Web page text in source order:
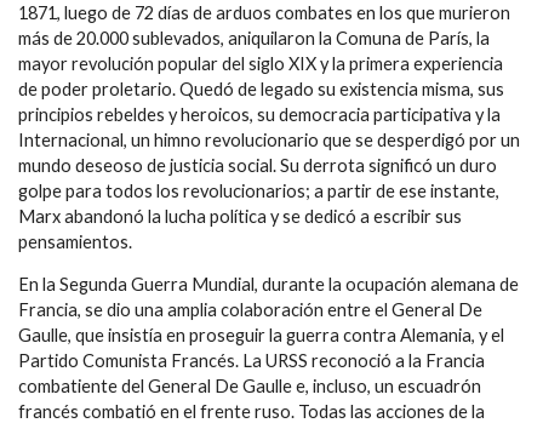
1871, luego de 72 días de arduos combates en los que murieron
más de 20.000 sublevados, aniquilaron la Comuna de París, la
mayor revolución popular del siglo XIX y la primera experiencia
de poder proletario. Quedó de legado su existencia misma, sus
principios rebeldes y heroicos, su democracia participativa y la
Internacional, un himno revolucionario que se desperdigó por un
mundo deseoso de justicia social. Su derrota significó un duro
golpe para todos los revolucionarios; a partir de ese instante,
Marx abandonó la lucha política y se dedicó a escribir sus
pensamientos.
En la Segunda Guerra Mundial, durante la ocupación alemana de
Francia, se dio una amplia colaboración entre el General De
Gaulle, que insistía en proseguir la guerra contra Alemania, y el
Partido Comunista Francés. La URSS reconoció a la Francia
combatiente del General De Gaulle e, incluso, un escuadrón
francés combatió en el frente ruso. Todas las acciones de la